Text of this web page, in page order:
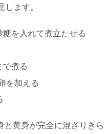
ます。
を入れて煮立たせる
で煮る
を加える
と黄身が完全に混ざりきら